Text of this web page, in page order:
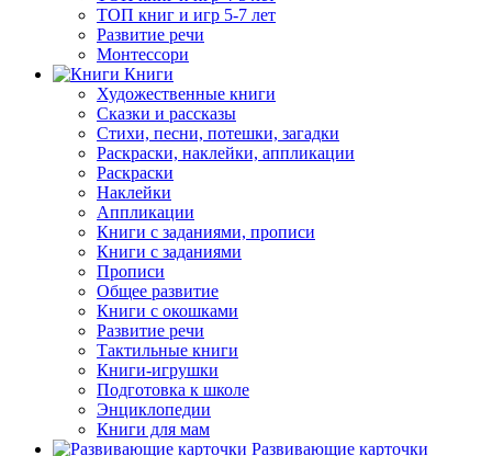
ТОП книг и игр 5-7 лет
Развитие речи
Монтессори
Книги
Художественные книги
Сказки и рассказы
Стихи, песни, потешки, загадки
Раскраски, наклейки, аппликации
Раскраски
Наклейки
Аппликации
Книги с заданиями, прописи
Книги с заданиями
Прописи
Общее развитие
Книги с окошками
Развитие речи
Тактильные книги
Книги-игрушки
Подготовка к школе
Энциклопедии
Книги для мам
Развивающие карточки